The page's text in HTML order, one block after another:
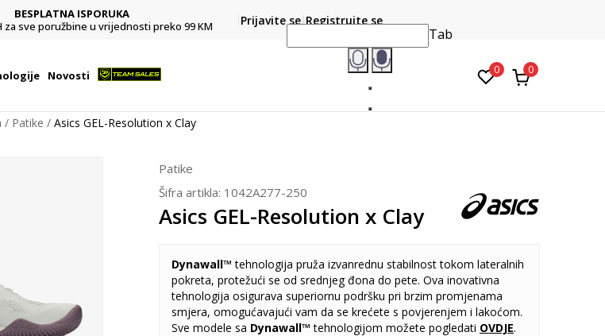
BESPLATNA ISPORUKA
za sve poružbine u vrijednosti preko 99 KM
Platite karticom online i preuzmite u prodavnici po vašem
Prijavite se Registrujte se
Novosti
Tab
0 0
Patike Asics GEL-Resolution x Clay
Patike
Šifra artikla: 1042A277-250
Asics GEL-Resolution x Clay
Dynawall™ tehnologija pruža izvanrednu stabilnost tokom lateralnih
pokreta, protežući se od srednjeg đona do pete. Ova inovativna
tehnologija osigurava superiornu podršku pri brzim promjenama
smjera, omogućavajući vam da se krećete s povjerenjem i lakoćom.
Sve modele sa Dynawall™ tehnologijom možete pogledati OVDJE.